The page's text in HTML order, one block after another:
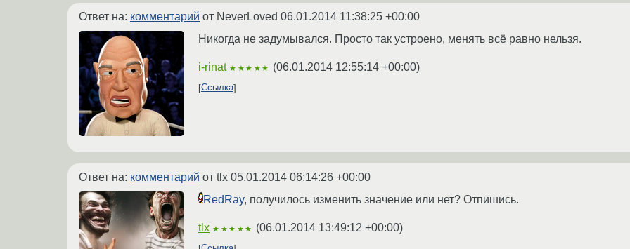
Ответ на: комментарий от NeverLoved 06.01.2014 11:38:25 +00:00
Никогда не задумывался. Просто так устроено, менять всё равно нельзя.
i-rinat ★★★★★ (06.01.2014 12:55:14 +00:00)
Ссылка
Ответ на: комментарий от tlx 05.01.2014 06:14:26 +00:00
RedRay, получилось изменить значение или нет? Отпишись.
tlx ★★★★★ (06.01.2014 13:49:12 +00:00)